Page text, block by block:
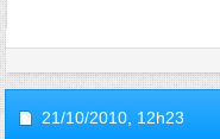
21/10/2010, 12h23